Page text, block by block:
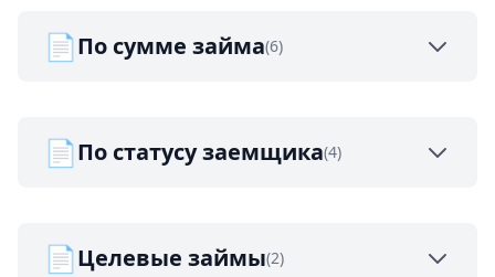
📄По сумме займа(6)
📄По статусу заемщика(4)
📄Целевые займы(2)